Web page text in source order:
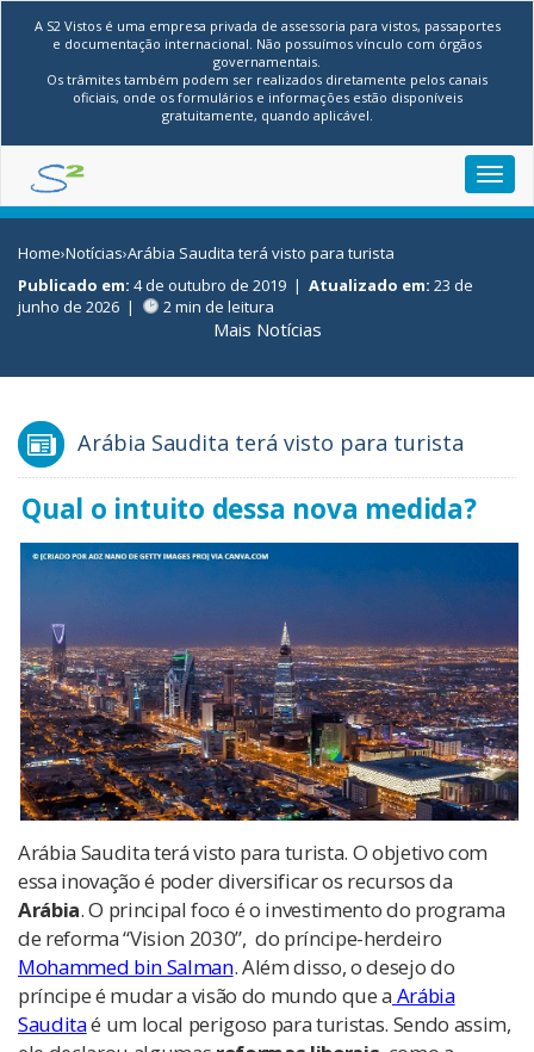
A S2 Vistos é uma empresa privada de assessoria para vistos, passaportes
e documentação internacional. Não possuímos vínculo com órgãos
governamentais.
Os trâmites também podem ser realizados diretamente pelos canais
oficiais, onde os formulários e informações estão disponíveis
gratuitamente, quando aplicável.
Home›Notícias›Arábia Saudita terá visto para turista
Publicado em: 4 de outubro de 2019 | Atualizado em: 23 de
junho de 2026 | 2 min de leitura
Mais Notícias
Arábia Saudita terá visto para turista
Qual o intuito dessa nova medida?
Arábia Saudita terá visto para turista. O objetivo com
essa inovação é poder diversificar os recursos da
Arábia. O principal foco é o investimento do programa
de reforma “Vision 2030”, do príncipe-herdeiro
Mohammed bin Salman. Além disso, o desejo do
príncipe é mudar a visão do mundo que a Arábia
Sauditaé um local perigoso para turistas. Sendo assim,